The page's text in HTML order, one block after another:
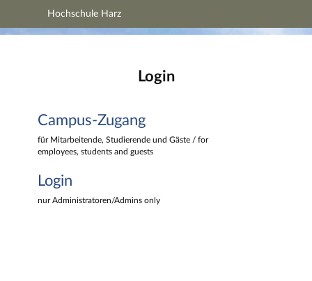
Hauptnavigation
Fußzeile
Hochschule Harz
Login
Campus-Zugang
für Mitarbeitende, Studierende und Gäste / for
employees, students and guests
Login
nur Administratoren/Admins only